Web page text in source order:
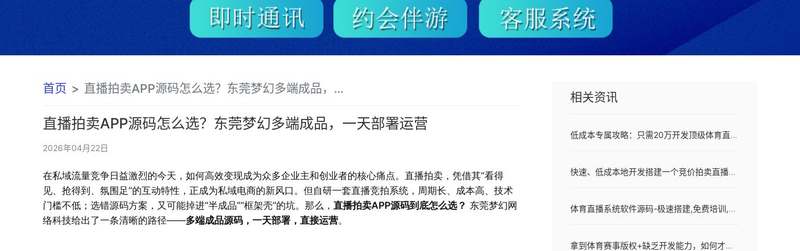
首页 直播拍卖APP源码怎么选？东莞梦幻多端成品，一天部署运营方案
直播拍卖APP源码怎么选？东莞梦幻多端成品，一天部署运营
2026年04月22日
在私域流量竞争日益激烈的今天，如何高效变现成为众多企业主和创业者的核心痛点。直播拍卖，凭借其“看得
见、抢得到、氛围足”的互动特性，正成为私域电商的新风口。但自研一套直播竞拍系统，周期长、成本高、技术
门槛不低；选错源码方案，又可能掉进“半成品”“框架壳”的坑。那么， 直播拍卖APP源码到底怎么选？ 东莞梦幻网
络科技给出了一条清晰的路径——多端成品源码，一天部署，直接运营。
相关资讯
低成本专属攻略：只需20万开发顶级体育直播平台的秘诀
快速、低成本地开发搭建一个竞价拍卖直播商城系统
体育直播系统软件源码-极速搭建,免费培训,源码终身使用
拿到体育赛事版权+缺乏开发能力，如何才能早日实现体育内容商业化！